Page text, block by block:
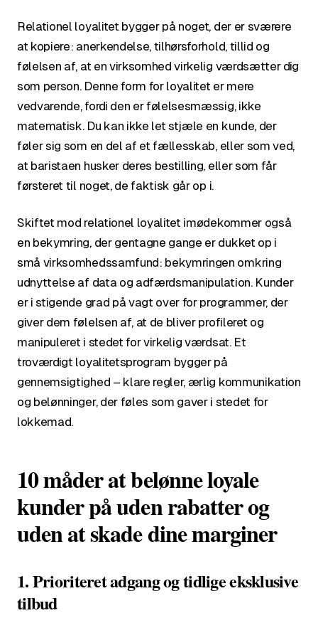
Relationel loyalitet bygger på noget, der er sværere
at kopiere: anerkendelse, tilhørsforhold, tillid og
følelsen af, at en virksomhed virkelig værdsætter dig
som person. Denne form for loyalitet er mere
vedvarende, fordi den er følelsesmæssig, ikke
matematisk. Du kan ikke let stjæle en kunde, der
føler sig som en del af et fællesskab, eller som ved,
at baristaen husker deres bestilling, eller som får
førsteret til noget, de faktisk går op i.
Skiftet mod relationel loyalitet imødekommer også
en bekymring, der gentagne gange er dukket op i
små virksomhedssamfund: bekymringen omkring
udnyttelse af data og adfærdsmanipulation. Kunder
er i stigende grad på vagt over for programmer, der
giver dem følelsen af, at de bliver profileret og
manipuleret i stedet for virkelig værdsat. Et
troværdigt loyalitetsprogram bygger på
gennemsigtighed – klare regler, ærlig kommunikation
og belønninger, der føles som gaver i stedet for
lokkemad.
10 måder at belønne loyale
kunder på uden rabatter og
uden at skade dine marginer
1. Prioriteret adgang og tidlige eksklusive
tilbud